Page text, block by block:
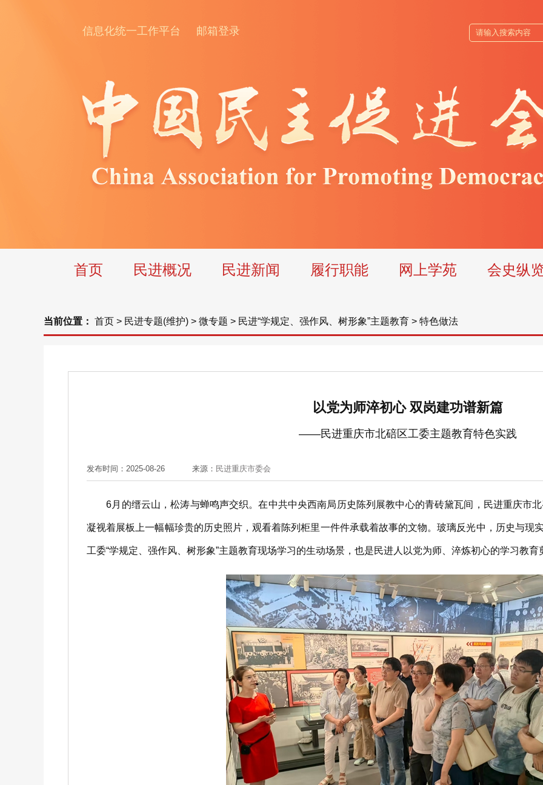
信息化统一工作平台 邮箱登录
首页 民进概况 民进新闻 履行职能 网上学苑 会史纵
当前位置： 首页 > 民进专题(维护) > 微专题 > 民进“学规定、强作风、树形象”主题教育 > 特色做法
以党为师淬初心 双岗建功谱新篇
——民进重庆市北碚区工委主题教育特色实践
发布时间：2025-08-26 来源： 民进重庆市委会
6月的缙云山，松涛与蝉鸣声交织。在中共中央西南局历史陈列展教中心的青砖黛瓦间，民进重庆市
凝视着展板上一幅幅珍贵的历史照片，观看着陈列柜里一件件承载着故事的文物。玻璃反光中，历史与
工委“学规定、强作风、树形象”主题教育现场学习的生动场景，也是民进人以党为师、淬炼初心的学习教育